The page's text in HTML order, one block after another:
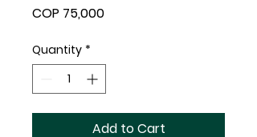
COP 75,000Price
Quantity *
Add to Cart